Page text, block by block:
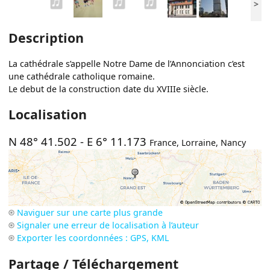
>
Description
La cathédrale s’appelle Notre Dame de l’Annonciation c’est
une cathédrale catholique romaine.
Le debut de la construction date du XVIIIe siècle.
Localisation
N 48° 41.502 - E 6° 11.173 France, Lorraine, Nancy
Naviguer sur une carte plus grande
Signaler une erreur de localisation à l’auteur
Exporter les coordonnées : GPS, KML
Partage / Téléchargement